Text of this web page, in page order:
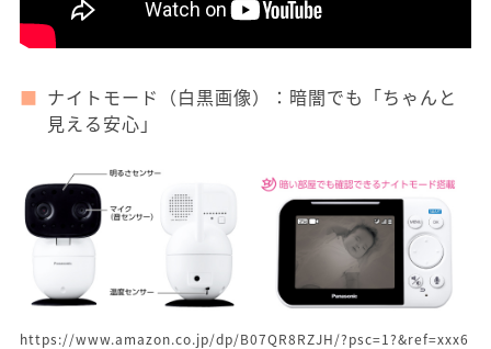
ナイトモード（白黒画像）：暗闇でも「ちゃんと
見える安心」
https://www.amazon.co.jp/dp/B07QR8RZJH/?psc=1?&ref=xxx6